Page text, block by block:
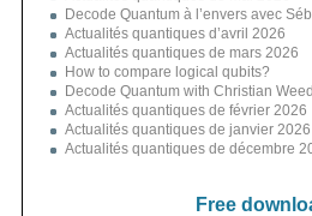
Decode Quantum à l’envers avec
Actualités quantiques d’avril 2026
Actualités quantiques de mars 2026
How to compare logical qubits?
Decode Quantum with Christian
Actualités quantiques de février 2026
Actualités quantiques de janvier 2026
Actualités quantiques de décembre
Free